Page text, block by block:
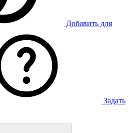
Добавить для
Задать